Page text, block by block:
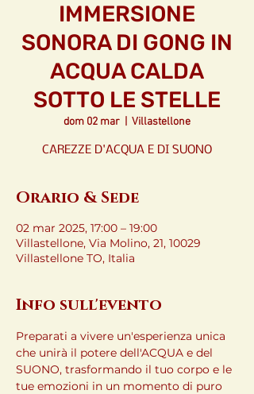
IMMERSIONE
SONORA DI GONG IN
ACQUA CALDA
SOTTO LE STELLE
dom 02 mar Villastellone
CAREZZE D'ACQUA E DI SUONO
Orario & Sede
02 mar 2025, 17:00 – 19:00
Villastellone, Via Molino, 21, 10029
Villastellone TO, Italia
Info sull'evento
Preparati a vivere un'esperienza unica
che unirà il potere dell'ACQUA e del
SUONO, trasformando il tuo corpo e le
tue emozioni in un momento di puro